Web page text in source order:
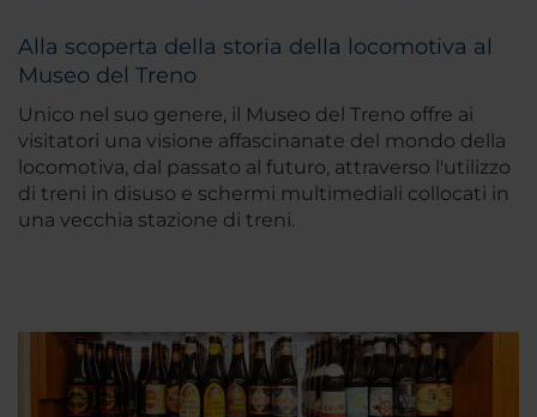
Alla scoperta della storia della locomotiva al
Museo del Treno
Unico nel suo genere, il Museo del Treno offre ai
visitatori una visione affascinanate del mondo della
locomotiva, dal passato al futuro, attraverso l'utilizzo
di treni in disuso e schermi multimediali collocati in
una vecchia stazione di treni.